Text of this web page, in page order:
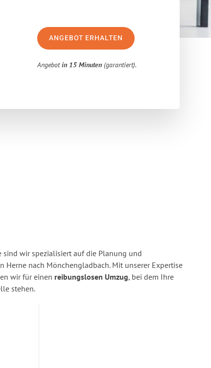
ANGEBOT ERHALTEN
Angebotin 15 Minuten (garantiert).
sind wir spezialisiert auf die Planung und
Herne nach Mönchengladbach. Mit unserer Expertise
wir für einen reibungslosen Umzug, bei dem Ihre
stehen.